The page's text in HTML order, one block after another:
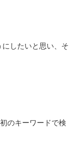
したいと思い、そ
のキーワードで検